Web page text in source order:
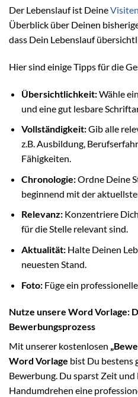
Der Lebenslauf ist Deine
Überblick über Deinen
dass Dein Lebenslauf
Hier sind einige Tipps für die
Übersichtlichkeit:Wähle
und eine gut lesbare
Vollständigkeit:Gib alle
z.B. Ausbildung,
Fähigkeiten.
Chronologie:Ordne Deine
beginnend mit der
Relevanz:Konzentriere
für die Stelle relevant sind.
Aktualität:Halte Deinen
neuesten Stand.
Foto:Füge ein
Nutze unsere Word Vorlage:
Bewerbungsprozess
Mit unserer kostenlosen
Word Vorlage bist Du bestens
Bewerbung. Du sparst Zeit
Handumdrehen eine